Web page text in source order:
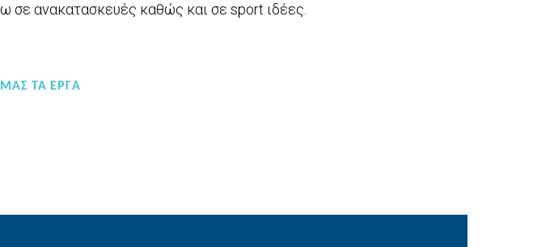
σε ανακατασκευές καθώς και σε sport ιδέες.
ΤΑ ΈΡΓΑ